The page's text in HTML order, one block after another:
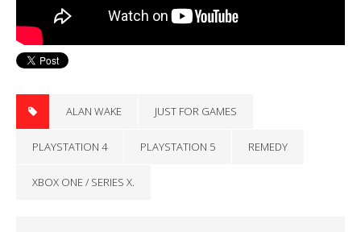
ALAN WAKE JUST FOR GAMES
PLAYSTATION 4 PLAYSTATION 5 REMEDY
XBOX ONE / SERIES X.